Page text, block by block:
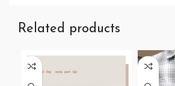
Related products